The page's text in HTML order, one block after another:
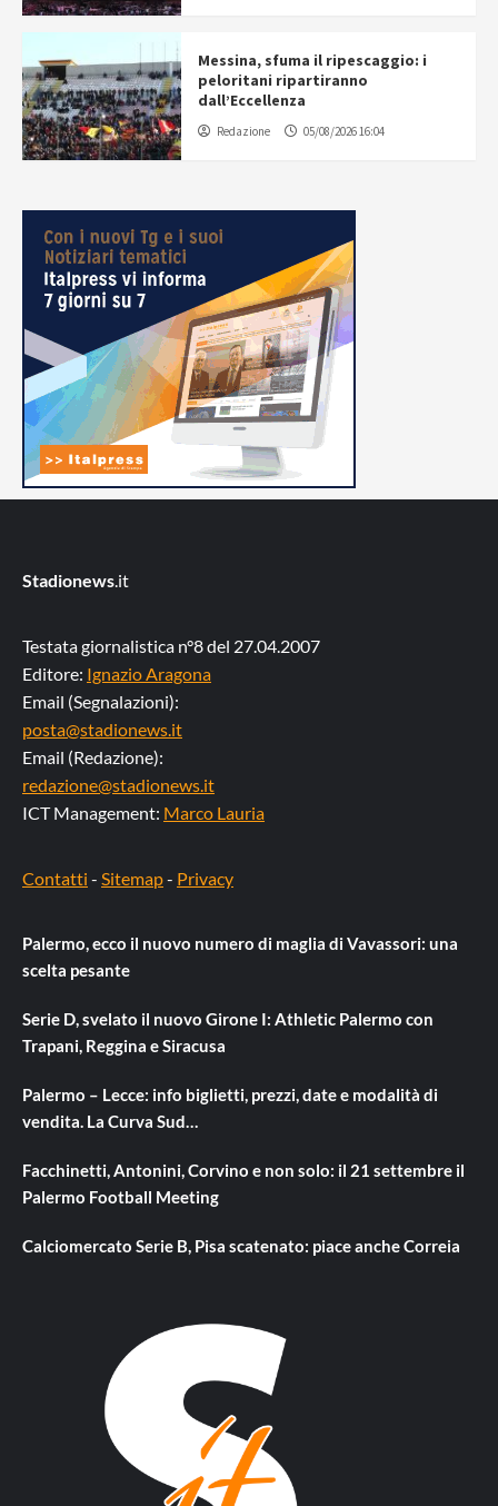
Messina, sfuma il ripescaggio: i
peloritani ripartiranno
dall’Eccellenza
Redazione 05/08/2026 16:04
Stadionews .it
Testata giornalistica n°8 del 27.04.2007
Editore: Ignazio Aragona
Email (Segnalazioni):
posta@stadionews.it
Email (Redazione):
redazione@stadionews.it
ICT Management: Marco Lauria
Contatti - Sitemap- Privacy
Palermo, ecco il nuovo numero di maglia di Vavassori: una
scelta pesante
Serie D, svelato il nuovo Girone I: Athletic Palermo con
Trapani, Reggina e Siracusa
Palermo – Lecce: info biglietti, prezzi, date e modalità di
vendita. La Curva Sud…
Facchinetti, Antonini, Corvino e non solo: il 21 settembre il
Palermo Football Meeting
Calciomercato Serie B, Pisa scatenato: piace anche Correia